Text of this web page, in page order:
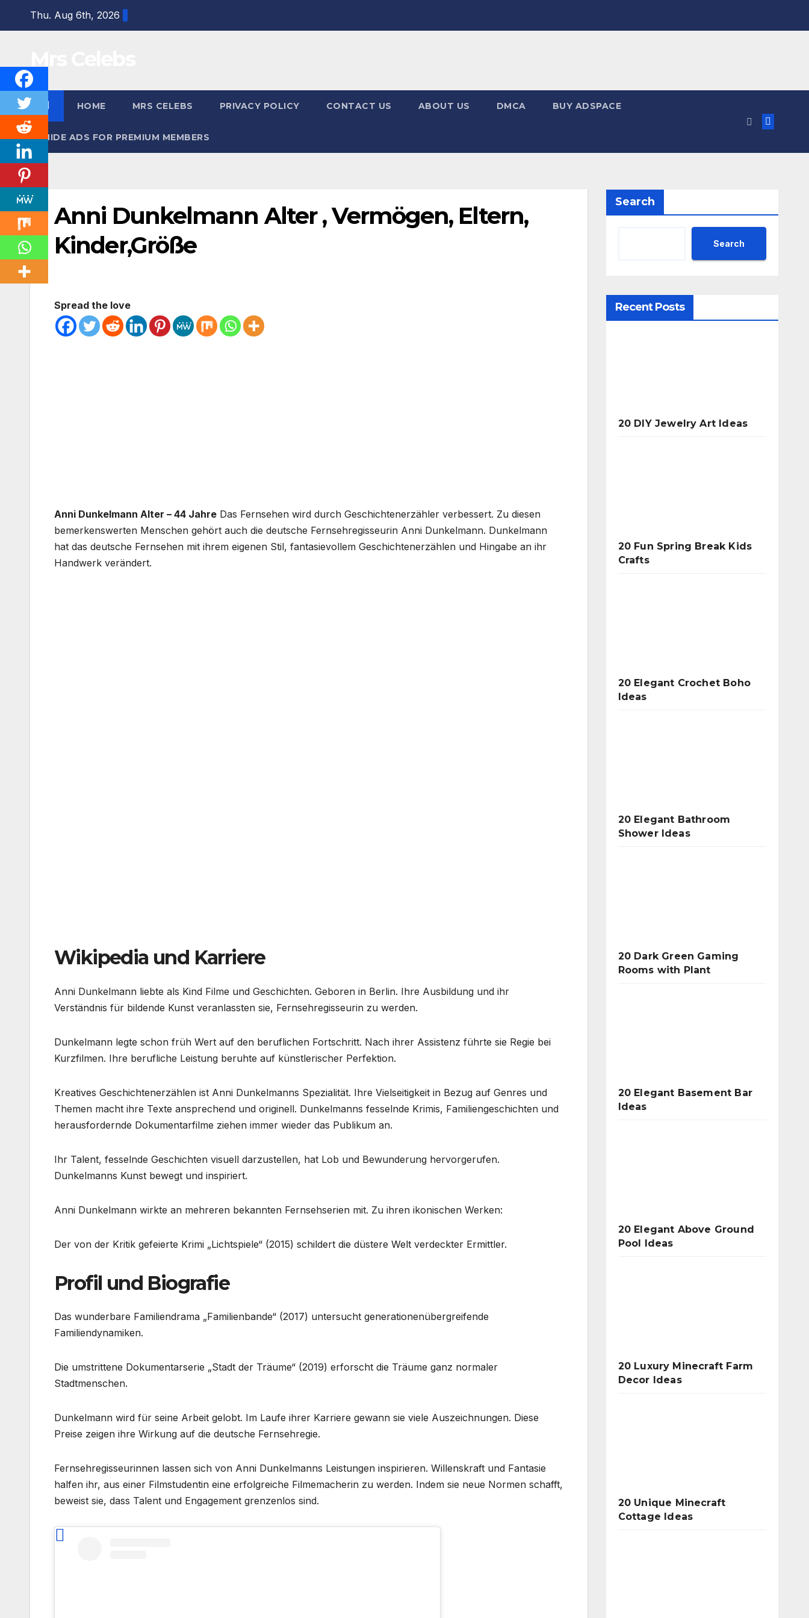
Thu. Aug 6th, 2026
HOME MRS CELEBS PRIVACY POLICY CONTACT US ABOUT US DMCA BUY ADSPACE
HIDE ADS FOR PREMIUM MEMBERS
Anni Dunkelmann Alter , Vermögen, Eltern,
Kinder,Größe
Spread the love
Anni Dunkelmann Alter – 44 Jahre Das Fernsehen wird durch Geschichtenerzähler verbessert. Zu diesen
bemerkenswerten Menschen gehört auch die deutsche Fernsehregisseurin Anni Dunkelmann. Dunkelmann
hat das deutsche Fernsehen mit ihrem eigenen Stil, fantasievollem Geschichtenerzählen und Hingabe an ihr
Handwerk verändert.
Wikipedia und Karriere
Anni Dunkelmann liebte als Kind Filme und Geschichten. Geboren in Berlin. Ihre Ausbildung und ihr
Verständnis für bildende Kunst veranlassten sie, Fernsehregisseurin zu werden.
Dunkelmann legte schon früh Wert auf den beruflichen Fortschritt. Nach ihrer Assistenz führte sie Regie bei
Kurzfilmen. Ihre berufliche Leistung beruhte auf künstlerischer Perfektion.
Kreatives Geschichtenerzählen ist Anni Dunkelmanns Spezialität. Ihre Vielseitigkeit in Bezug auf Genres und
Themen macht ihre Texte ansprechend und originell. Dunkelmanns fesselnde Krimis, Familiengeschichten und
herausfordernde Dokumentarfilme ziehen immer wieder das Publikum an.
Ihr Talent, fesselnde Geschichten visuell darzustellen, hat Lob und Bewunderung hervorgerufen.
Dunkelmanns Kunst bewegt und inspiriert.
Anni Dunkelmann wirkte an mehreren bekannten Fernsehserien mit. Zu ihren ikonischen Werken:
Der von der Kritik gefeierte Krimi „Lichtspiele“ (2015) schildert die düstere Welt verdeckter Ermittler.
Profil und Biografie
Das wunderbare Familiendrama „Familienbande“ (2017) untersucht generationenübergreifende
Familiendynamiken.
Die umstrittene Dokumentarserie „Stadt der Träume“ (2019) erforscht die Träume ganz normaler
Stadtmenschen.
Dunkelmann wird für seine Arbeit gelobt. Im Laufe ihrer Karriere gewann sie viele Auszeichnungen. Diese
Preise zeigen ihre Wirkung auf die deutsche Fernsehregie.
Fernsehregisseurinnen lassen sich von Anni Dunkelmanns Leistungen inspirieren. Willenskraft und Fantasie
halfen ihr, aus einer Filmstudentin eine erfolgreiche Filmemacherin zu werden. Indem sie neue Normen schafft,
beweist sie, dass Talent und Engagement grenzenlos sind.
Search
Search
Recent Posts
20 DIY Jewelry Art Ideas
20 Fun Spring Break Kids
Crafts
20 Elegant Crochet Boho
Ideas
20 Elegant Bathroom
Shower Ideas
20 Dark Green Gaming
Rooms with Plant
20 Elegant Basement Bar
Ideas
20 Elegant Above Ground
Pool Ideas
20 Luxury Minecraft Farm
Decor Ideas
20 Unique Minecraft
Cottage Ideas